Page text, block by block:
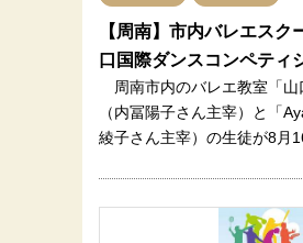
【周南】市内バレエス
口国際ダンスコンペティ
周南市内のバレエ教室「山
（内冨陽子さん主宰）と「
綾子さん主宰）の生徒が8月